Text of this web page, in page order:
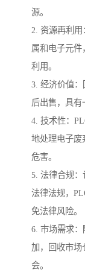
源。
2. 资源再利
属和电子元
利用。
3. 经济价值
后出售，具有
4. 技术性：
地处理电子废
危害。
5. 法律合规
法律法规，
免法律风险。
6. 市场需求
加，回收市场
会。